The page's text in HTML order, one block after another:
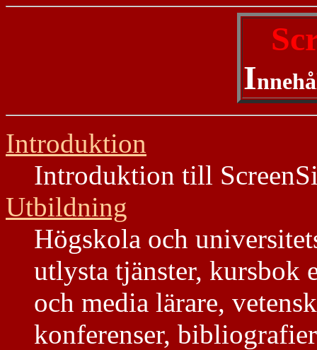
I
Introduktion
Introduktion till
Utbildning
Högskola och
utlysta tjänster, kursbok
och media lärare,
konferenser,